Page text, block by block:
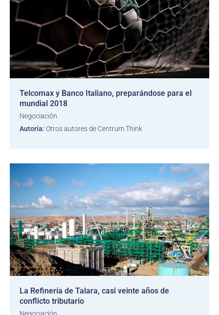
Telcomax y Banco Italiano, preparándose para el
mundial 2018
Negociación
Autoría: Otros autores de Centrum Think
La Refinería de Talara, casi veinte años de
conflicto tributario